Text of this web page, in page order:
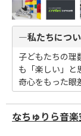
―私たちにつ
子どもたちの理
も「楽しい」と
奇心をもった眼
なちゅりら音